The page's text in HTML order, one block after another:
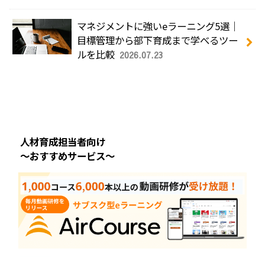
マネジメントに強いeラーニング5選｜
目標管理から部下育成まで学べるツー
ルを比較 2026.07.23
人材育成担当者向け
～おすすめサービス～